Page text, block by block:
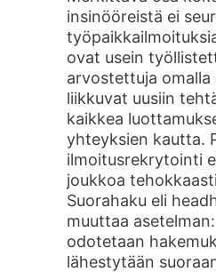
insinööreistä ei
ovat usein
arvostettuja omalla
liikkuvat uusiin
kaikkea
yhteyksien kautta.
ilmoitusrekrytointi
joukkoa
Suorahaku eli
muuttaa
odotetaan
lähestytään